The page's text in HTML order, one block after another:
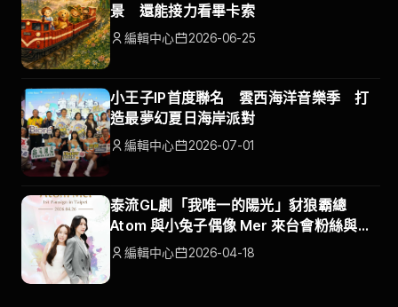
景 還能接力看畢卡索
編輯中心 2026-06-25
小王子IP首度聯名 雲西海洋音樂季 打
造最夢幻夏日海岸派對
編輯中心 2026-07-01
泰流GL劇「我唯一的陽光」豺狼霸總
Atom 與小兔子偶像 Mer 來台會粉絲與你
面對面互動一分鐘
編輯中心 2026-04-18